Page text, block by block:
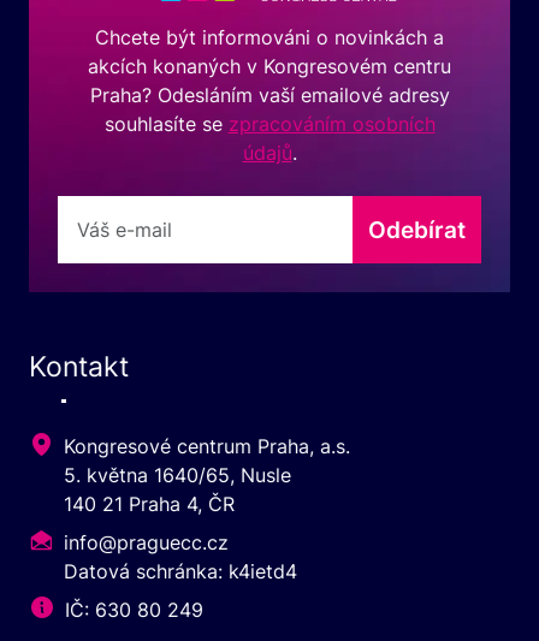
Chcete být informováni o novinkách a
akcích konaných v Kongresovém centru
Praha? Odesláním vaší emailové adresy
souhlasíte se zpracováním osobních
údajů.
Odebírat
Kontakt
Kongresové centrum Praha, a.s.
5. května 1640/65, Nusle
140 21 Praha 4, ČR
info@praguecc.cz
Datová schránka: k4ietd4
IČ: 630 80 249